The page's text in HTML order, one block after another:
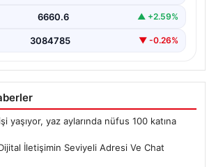
6660.6 ▲ +2.59%
3084785 ▼ -0.26%
yaşıyor, yaz aylarında nüfus 100 katına
İletişimin Seviyeli Adresi Ve Chat